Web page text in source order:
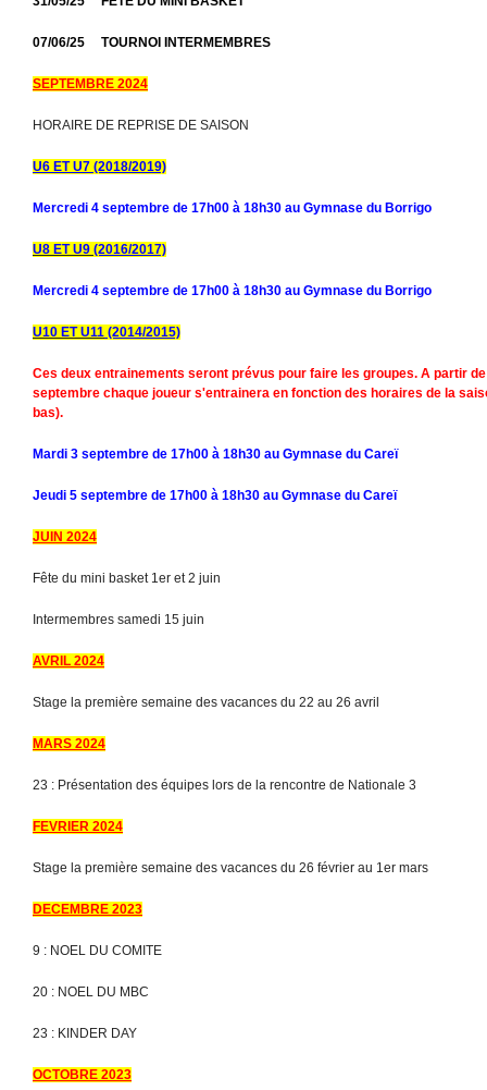
07/06/25 TOURNOI INTERMEMBRES
SEPTEMBRE 2024
HORAIRE DE REPRISE DE SAISON
U6 ET U7 (2018/2019)
Mercredi 4 septembre de 17h00 à 18h30 au Gymnase du Borrigo
U8 ET U9 (2016/2017)
Mercredi 4 septembre de 17h00 à 18h30 au Gymnase du Borrigo
U10 ET U11 (2014/2015)
Ces deux entrainements seront prévus pour faire les groupes. A partir
septembre chaque joueur s'entrainera en fonction des horaires de la
bas).
Mardi 3 septembre de 17h00 à 18h30 au Gymnase du Careï
Jeudi 5 septembre de 17h00 à 18h30 au Gymnase du Careï
JUIN 2024
Fête du mini basket 1er et 2 juin
Intermembres samedi 15 juin
AVRIL 2024
Stage la première semaine des vacances du 22 au 26 avril
MARS 2024
23 : Présentation des équipes lors de la rencontre de Nationale 3
FEVRIER 2024
Stage la première semaine des vacances du 26 février au 1er mars
DECEMBRE 2023
9 : NOEL DU COMITE
20 : NOEL DU MBC
23 : KINDER DAY
OCTOBRE 2023